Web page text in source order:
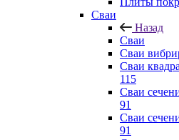
Сваи
Назад
Сваи
Сваи
Сваи
115
Сваи
91
Сваи
91